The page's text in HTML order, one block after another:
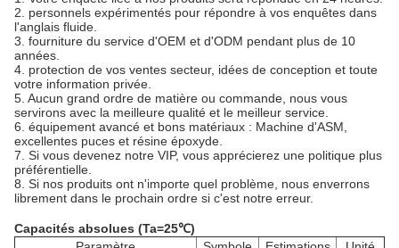
2. personnels expérimentés pour répondre à vos enquêtes dans
l'anglais fluide.
3. fourniture du service d'OEM et d'ODM pendant plus de 10
années.
4. protection de vos ventes secteur, idées de conception et toute
votre information privée.
5. Aucun grand ordre de matière ou commande, nous vous
servirons avec la meilleure qualité et le meilleur service.
6. équipement avancé et bons matériaux : Machine d'ASM,
excellentes puces et résine époxyde.
7. Si vous devenez notre VIP, vous apprécierez une politique plus
préférentielle.
8. Si nos produits ont n'importe quel problème, nous enverrons
librement dans le prochain ordre si c'est notre erreur.
Capacités absolues (Ta=25℃)